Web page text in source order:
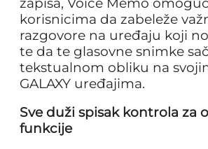
korisnicima da zabeleže
razgovore na uređaju koji
te da te glasovne snimke
tekstualnom obliku na
GALAXY uređajima.
Sve duži spisak kontrola za
funkcije